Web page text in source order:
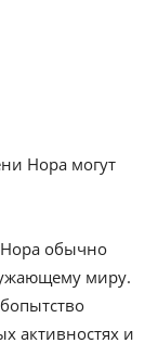
Нора могут
обычно
миру.
активностях и